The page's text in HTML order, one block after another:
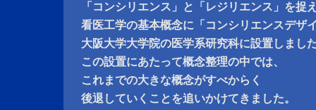
「コンシリエンス」と「レジリエンス」を捉
看医工学の基本概念に「コンシリエンスデザ
大阪大学大学院の医学系研究科に設置しまし
この設置にあたって概念整理の中では、
これまでの大きな概念がすべからく
後退していくことを追いかけてきました。